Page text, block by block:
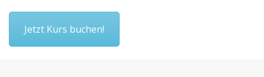
Jetzt Kurs buchen!